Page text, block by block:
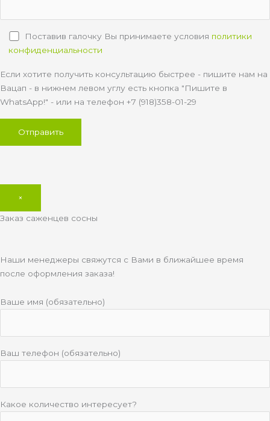
Поставив галочку Вы принимаете условия политики
конфиденциальности
Если хотите получить консультацию быстрее - пишите нам на
Вацап - в нижнем левом углу есть кнопка "Пишите в
WhatsApp!" - или на телефон +7 (918)358-01-29
×
Заказ саженцев сосны
Наши менеджеры свяжутся с Вами в ближайшее время
после оформления заказа!
Ваше имя (обязательно)
Ваш телефон (обязательно)
Какое количество интересует?